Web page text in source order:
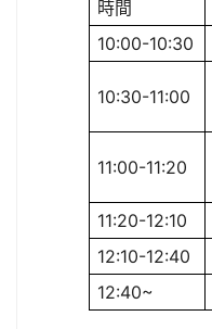
時間
10:00-10:30
10:30-11:00
11:00-11:20
11:20-12:10
12:10-12:40
12:40~